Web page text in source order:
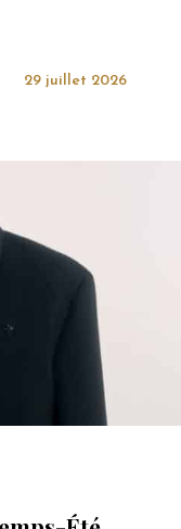
29 juillet 2026